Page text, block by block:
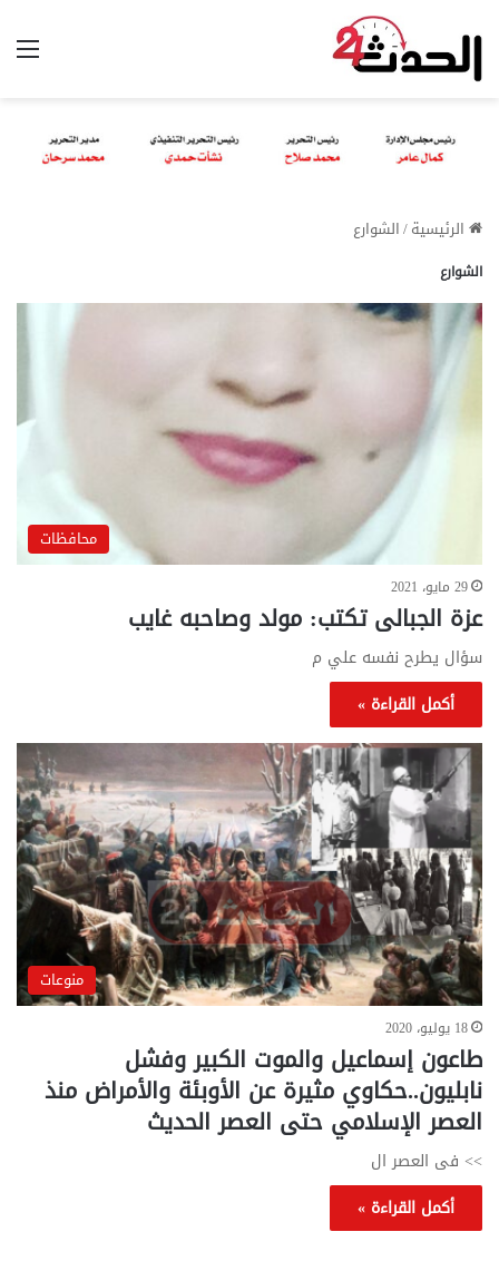
الرئيسية/الشوارع
الشوارع
محافظات
29 مايو، 2021
عزة الجبالى تكتب: مولد وصاحبه غايب
سؤال يطرح نفسه علي م
أكمل القراءة »
منوعات
18 يوليو، 2020
طاعون إسماعيل والموت الكبير وفشل
نابليون..حكاوي مثيرة عن الأوبئة والأمراض منذ
العصر الإسلامي حتى العصر الحديث
>> فى العصر ال
أكمل القراءة »